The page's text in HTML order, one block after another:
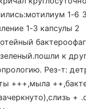
1-6
1-3 капсулы 2
к
Рез-т:
+++,мыла
+